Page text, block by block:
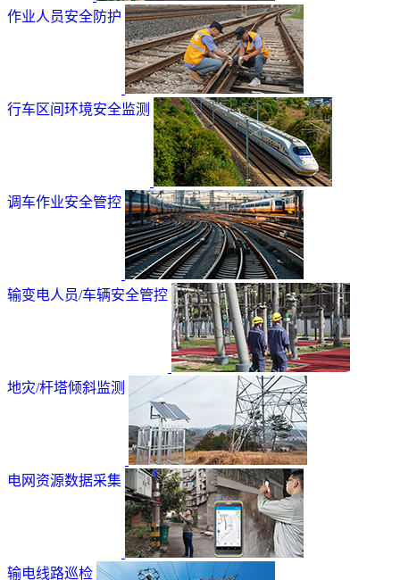
作业人员安全防护
行车区间环境安全监测
调车作业安全管控
输变电人员/车辆安全管控
地灾/杆塔倾斜监测
电网资源数据采集
输电线路巡检